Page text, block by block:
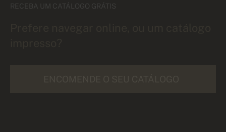
RECEBA UM CATÁLOGO GRÁTIS